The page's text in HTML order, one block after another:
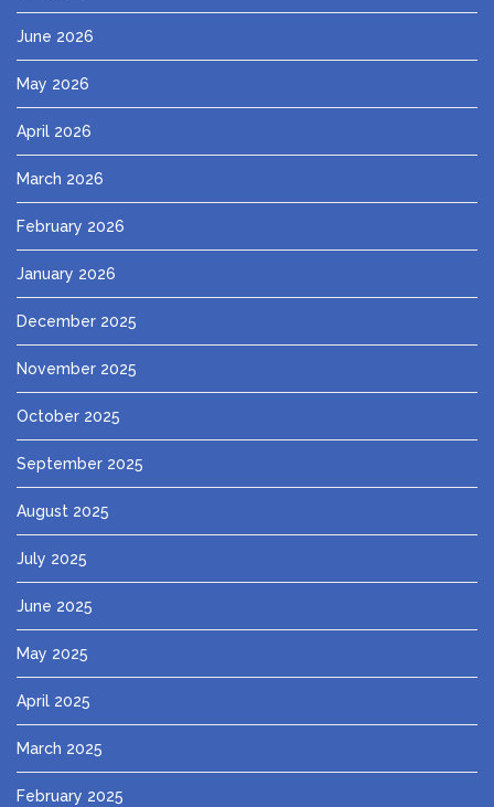
June 2026
May 2026
April 2026
March 2026
February 2026
January 2026
December 2025
November 2025
October 2025
September 2025
August 2025
July 2025
June 2025
May 2025
April 2025
March 2025
February 2025